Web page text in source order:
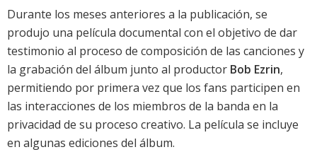
Durante los meses anteriores a la publicación, se
produjo una película documental con el objetivo de dar
testimonio al proceso de composición de las canciones y
la grabación del álbum junto al productor Bob Ezrin,
permitiendo por primera vez que los fans participen en
las interacciones de los miembros de la banda en la
privacidad de su proceso creativo. La película se incluye
en algunas ediciones del álbum.